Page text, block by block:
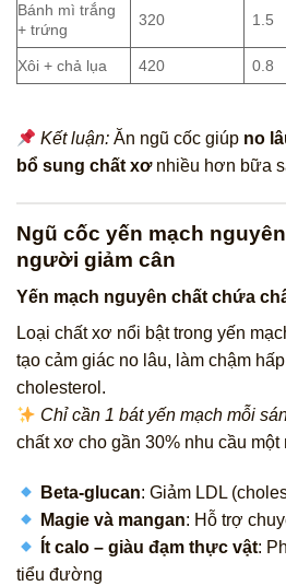
Bánh mì trắng
+ trứng
320 1.5
Xôi + chả lụa 420 0.8
Kết luận: Ăn ngũ cốc giúp no
bổ sung chất xơnhiều hơn bữa
Ngũ cốc yến mạch
người giảm cân
Yến mạch nguyên chất chứa
Loại chất xơ nổi bật trong yến
tạo cảm giác no lâu, làm chậm
cholesterol.
Chỉ cần 1 bát yến mạch mỗi
chất xơ cho gần 30% nhu cầu một
Beta-glucan: Giảm LDL
Magie và mangan: Hỗ trợ
Ít calo – giàu đạm thực vật:
tiểu đường